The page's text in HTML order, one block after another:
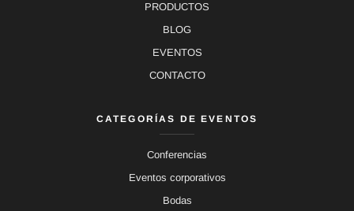
PRODUCTOS
BLOG
EVENTOS
CONTACTO
CATEGORÍAS DE EVENTOS
Conferencias
Eventos corporativos
Bodas